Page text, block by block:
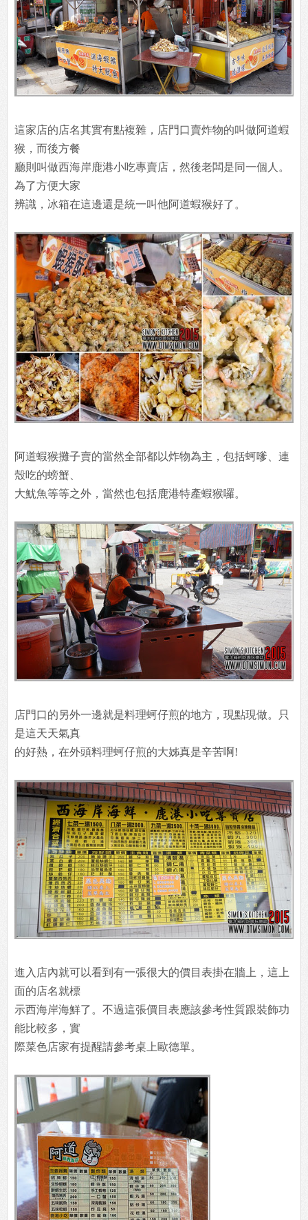
這家店的店名其實有點複雜，店門口賣炸物的叫做阿道蝦
猴，而後方餐
廳則叫做西海岸鹿港小吃專賣店，然後老闆是同一個人。
為了方便大家
辨識，冰箱在這邊還是統一叫他阿道蝦猴好了。
阿道蝦猴攤子賣的當然全部都以炸物為主，包括蚵嗲、連
殼吃的螃蟹、
大魷魚等等之外，當然也包括鹿港特產蝦猴囉。
店門口的另外一邊就是料理蚵仔煎的地方，現點現做。只
是這天天氣真
的好熱，在外頭料理蚵仔煎的大姊真是辛苦啊!
進入店內就可以看到有一張很大的價目表掛在牆上，這上
面的店名就標
示西海岸海鮮了。不過這張價目表應該參考性質跟裝飾功
能比較多，實
際菜色店家有提醒請參考桌上歐德單。